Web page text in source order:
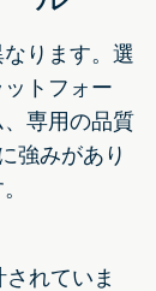
ります。選
トフォー
専用の品質
強みがあり
れていま